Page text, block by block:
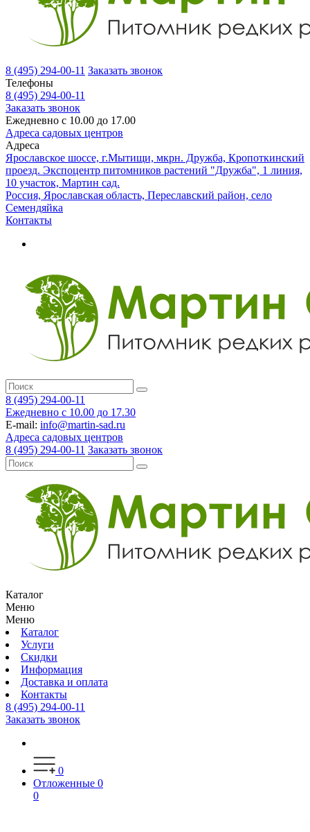
8 (495) 294-00-11 Заказать звонок
Телефоны
8 (495) 294-00-11
Заказать звонок
Ежедневно с 10.00 до 17.00
Адреса садовых центров
Адреса
Ярославское шоссе, г.Мытищи, мкрн. Дружба, Кропоткинский
проезд. Экспоцентр питомников растений "Дружба", 1 линия,
10 участок, Мартин сад.
Россия, Ярославская область, Переславский район, село
Семендяйка
Контакты
8 (495) 294-00-11
Ежедневно с 10.00 до 17.30
E-mail: info@martin-sad.ru
Адреса садовых центров
8 (495) 294-00-11 Заказать звонок
Каталог
Меню
Меню
Каталог
Услуги
Скидки
Информация
Доставка и оплата
Контакты
8 (495) 294-00-11
Заказать звонок
0
Отложенные 0
0